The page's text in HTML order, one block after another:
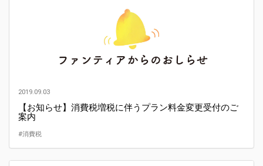
2019.09.03
【お知らせ】消費税増税に伴うプラン料金変更受付のご
案内
#消費税